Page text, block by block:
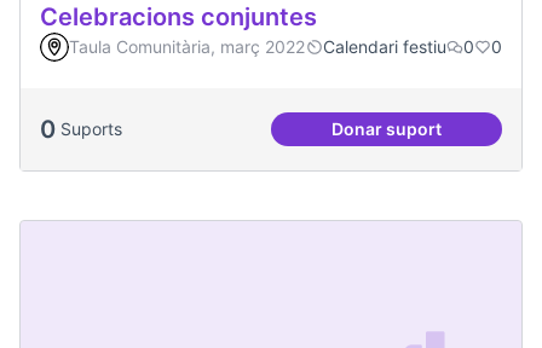
Celebracions conjuntes
Taula Comunitària, març 2022 Calendari festiu 0 0
0 Suports Donar suportCelebracions